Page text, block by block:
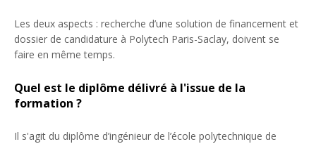
Les deux aspects : recherche d’une solution de financement et
dossier de candidature à Polytech Paris-Saclay, doivent se
faire en même temps.
Quel est le diplôme délivré à l'issue de la
formation ?
Il s'agit du diplôme d’ingénieur de l’école polytechnique de